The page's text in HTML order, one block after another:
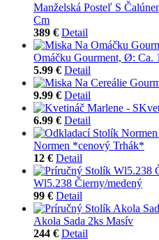
Manželská Posteľ S
Cm
389 € Detail
Omáčku Gourment, Ø: Ca.
5.99 € Detail
9.99 € Detail
6.99 € Detail
Normen *cenový Trhák*
12 € Detail
Wl5.238 Čierny/medený
99 € Detail
Akola Sada 2ks Masív
244 € Detail